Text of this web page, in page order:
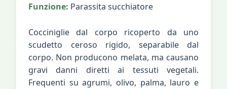
Funzione: Parassita succhiatore
Cocciniglie dal corpo ricoperto da uno
scudetto ceroso rigido, separabile dal
corpo. Non producono melata, ma causano
gravi danni diretti ai tessuti vegetali.
Frequenti su agrumi, olivo, palma, lauro e